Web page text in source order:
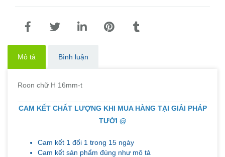
Mô tả Bình luận
Roon chữ H 16mm-t
CAM KẾT CHẤT LƯỢNG KHI MUA HÀNG TẠI GIẢI PHÁP
TƯỚI @
Cam kết 1 đổi 1 trong 15 ngày
Cam kết sản phẩm đúng như mô tả